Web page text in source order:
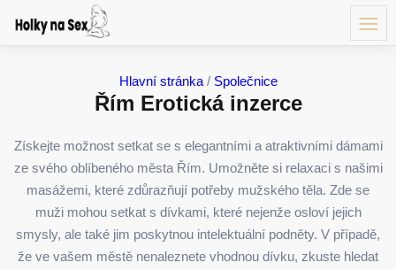
Hlavní stránka/ Společnice
Řím Erotická inzerce
Získejte možnost setkat se s elegantními a atraktivními dámami
ze svého oblíbeného města Řím. Umožněte si relaxaci s našimi
masážemi, které zdůrazňují potřeby mužského těla. Zde se
muži mohou setkat s dívkami, které nejenže osloví jejich
smysly, ale také jim poskytnou intelektuální podněty. V případě,
že ve vašem městě nenaleznete vhodnou dívku, zkuste hledat